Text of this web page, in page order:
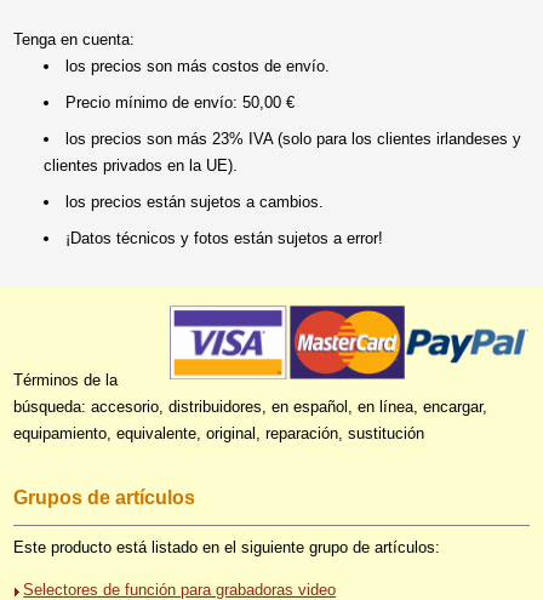
Tenga en cuenta:
los precios son más costos de envío.
Precio mínimo de envío: 50,00 €
los precios son más 23% IVA (solo para los clientes irlandeses y
clientes privados en la UE).
los precios están sujetos a cambios.
¡Datos técnicos y fotos están sujetos a error!
Términos de la
búsqueda: accesorio, distribuidores, en español, en línea, encargar,
equipamiento, equivalente, original, reparación, sustitución
Grupos de artículos
Este producto está listado en el siguiente grupo de artículos:
Selectores de función para grabadoras video